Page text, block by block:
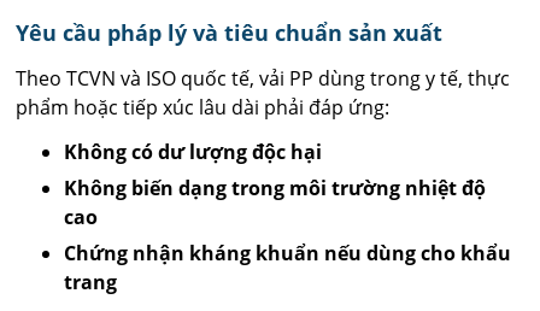
Yêu cầu pháp lý và tiêu chuẩn sản xuất
Theo TCVN và ISO quốc tế, vải PP dùng trong y tế, thực
phẩm hoặc tiếp xúc lâu dài phải đáp ứng:
Không có dư lượng độc hại
Không biến dạng trong môi trường nhiệt độ
cao
Chứng nhận kháng khuẩn nếu dùng cho khẩu
trang